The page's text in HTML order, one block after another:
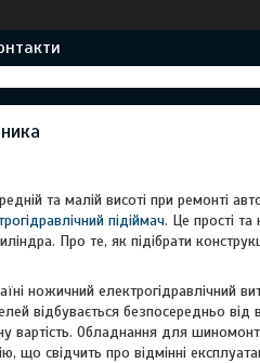
та малій висоті при ремонті
підіймач. Це прості та
Про те, як підібрати
ножичний електрогідравлічний
відбувається безпосередньо
вартість. Обладнання для
що свідчить про відмінні